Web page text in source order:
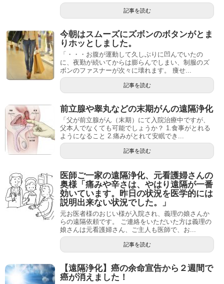
記事を読む
今朝はスムーズにズボンのボタンがとま
りホッとしました。
「・・・お腹が運動して久しぶりに凹んでいたの
に、夜勤が続いてからは膨らんでしまい、制服のズ
ボンのファスナーが次々に壊れます。 痩せ...
記事を読む
前立腺や睾丸などの末期がんの遠隔浄化
「父が前立腺がん（末期）にて入院治療中ですが、
父本人でなくても可能でしょうか？ 1.食事がとれる
ようになること 2.痛みがとれて安眠でき...
記事を読む
医師ご一家の遠隔浄化、元看護婦さんの
奥様「痛みや辛さは、やはり遠隔が一番
効いています。昨日の状況を医学的には
説明出来ない状況でした。」
元お医者様のおじい様が入院され、義理の娘さんか
らの遠隔依頼です。 ご連絡をいただいた方は義理の
娘さんは元看護婦さん、ご主人も医師で、お...
記事を読む
【遠隔浄化】癌の余命宣告から２週間で
癌が消えました！